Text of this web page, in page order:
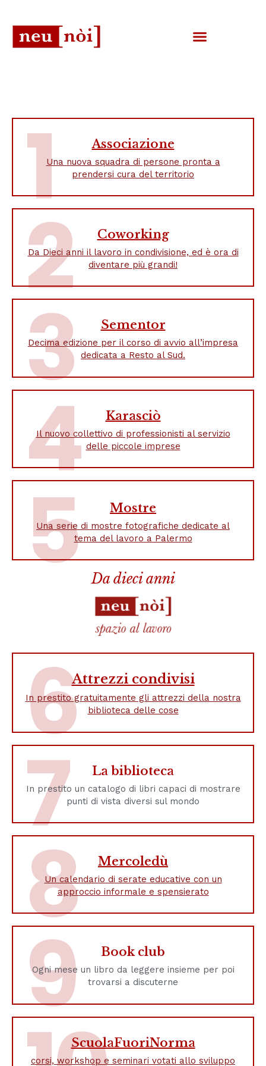
1 Associazione
Una nuova squadra di persone pronta a
prendersi cura del territorio
2 Coworking
Da Dieci anni il lavoro in condivisione, ed è ora di
diventare più grandi!
3 Sementor
Decima edizione per il corso di avvio all’impresa
dedicata a Resto al Sud.
4 Karasciò
Il nuovo collettivo di professionisti al servizio
delle piccole imprese
5 Mostre
Una serie di mostre fotografiche dedicate al
tema del lavoro a Palermo
Da dieci anni
6Attrezzi condivisi
In prestito gratuitamente gli attrezzi della nostra
biblioteca delle cose
7 La biblioteca
In prestito un catalogo di libri capaci di mostrare
punti di vista diversi sul mondo
8 Mercoledù
Un calendario di serate educative con un
approccio informale e spensierato
9 Book club
Ogni mese un libro da leggere insieme per poi
trovarsi a discuterne
ScuolaFuoriNorma
corsi, workshop e seminari votati allo sviluppo